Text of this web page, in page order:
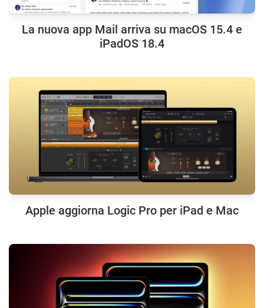
La nuova app Mail arriva su macOS 15.4 e
iPadOS 18.4
Apple aggiorna Logic Pro per iPad e Mac